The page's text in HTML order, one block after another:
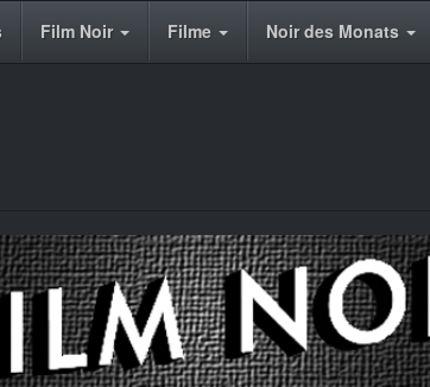
Film Noir Filme Noir des Monats